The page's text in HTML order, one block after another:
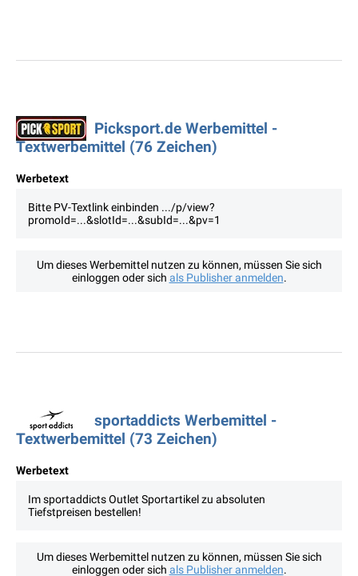
Picksport.de Werbemittel -
Textwerbemittel (76 Zeichen)
Werbetext
Bitte PV-Textlink einbinden .../p/view?
promoId=...&slotId=...&subId=...&pv=1
Um dieses Werbemittel nutzen zu können, müssen Sie sich
einloggen oder sich als Publisher anmelden.
sportaddicts Werbemittel -
Textwerbemittel (73 Zeichen)
Werbetext
Im sportaddicts Outlet Sportartikel zu absoluten
Tiefstpreisen bestellen!
Um dieses Werbemittel nutzen zu können, müssen Sie sich
einloggen oder sich als Publisher anmelden.